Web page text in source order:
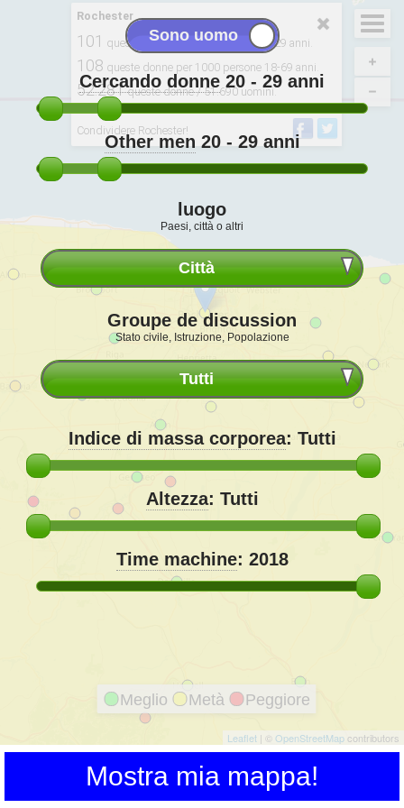
Rochester
101 queste donne ogni 100 uomini 20-29 anni.
108 queste donne per 1000 persone 18-69 anni.
52.281queste donne / 51.690 uomini.
Condividere Rochester!
Meglio Metà Peggiore
Leaflet | © OpenStreetMapcontributors
Cercando donne 20 - 29 anni
Other men 20 - 29anni
luogo
Paesi, città o altri
Città
Groupe de discussion
Stato civile, Istruzione, Popolazione
Tutti
Indice di massa corporea: Tutti
Altezza: Tutti
Time machine: 2018
Mostra mia mappa!